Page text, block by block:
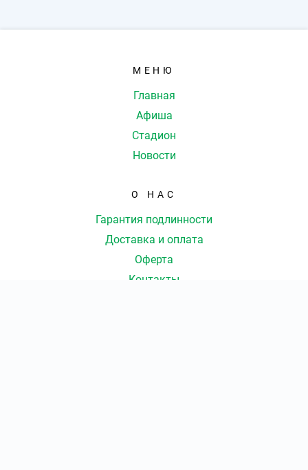
МЕНЮ
Главная
Афиша
Стадион
Новости
О НАС
Гарантия подлинности
Доставка и оплата
Оферта
Контакты